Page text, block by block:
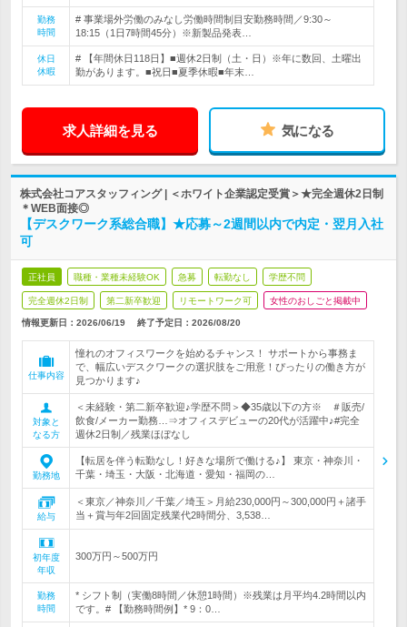
勤務
時間
# 事業場外労働のみなし労働時間制目安勤務時間／9:30～
18:15（1日7時間45分）※新製品発表…
休日
休暇
# 【年間休日118日】■週休2日制（土・日）※年に数回、土曜出
勤があります。■祝日■夏季休暇■年末…
求人詳細を見る 気になる
株式会社コアスタッフィング | ＜ホワイト企業認定受賞＞★完全週休2日制
＊WEB面接◎
【デスクワーク系総合職】★応募～2週間以内で内定・翌月入社
可
正社員 職種・業種未経験OK 急募 転勤なし 学歴不問
完全週休2日制 第二新卒歓迎 リモートワーク可 女性のおしごと掲載中
情報更新日：2026/06/19 終了予定日： 2026/08/20
仕事内容
憧れのオフィスワークを始めるチャンス！ サポートから事務ま
で、幅広いデスクワークの選択肢をご用意！ぴったりの働き方が
見つかります♪
対象と
なる方
＜未経験・第二新卒歓迎♪学歴不問＞◆35歳以下の方※ ＃販売/
飲食/メーカー勤務…⇒オフィスデビューの20代が活躍中♪#完全
週休2日制／残業ほぼなし
勤務地
【転居を伴う転勤なし！好きな場所で働ける♪】 東京・神奈川・
千葉・埼玉・大阪・北海道・愛知・福岡の…
給与
＜東京／神奈川／千葉／埼玉＞月給230,000円～300,000円＋諸手
当＋賞与年2回固定残業代2時間分、3,538…
初年度
年収
300万円～500万円
勤務
時間
* シフト制（実働8時間／休憩1時間）※残業は月平均4.2時間以内
です。# 【勤務時間例】* 9：0…